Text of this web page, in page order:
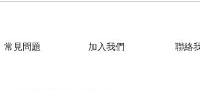
常見問題 加入我們 聯絡